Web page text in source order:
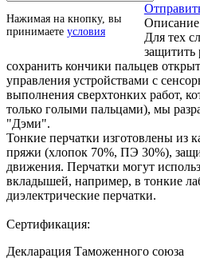
Нажимая на кнопку, вы
принимаете условия
Описание
Для тех
защитить
сохранить кончики пальцев
управления устройствами с
выполнения сверхтонких работ,
только голыми пальцами), мы
"Дэми".
Тонкие перчатки изготовлены из
пряжи (хлопок 70%, ПЭ 30%),
движения. Перчатки могут
вкладышей, например, в тонкие
диэлектрические перчатки.
Сертификация:
Декларация Таможенного союза